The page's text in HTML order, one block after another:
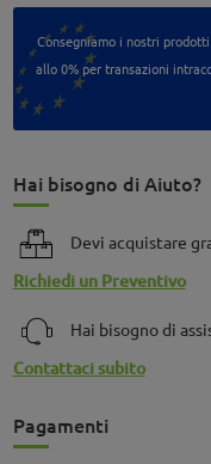
Consegniamo i nostri
allo 0% per transazioni
Hai bisogno di Aiuto?
Devi acquistare
Richiedi un Preventivo
Hai bisogno di
Contattaci subito
Pagamenti